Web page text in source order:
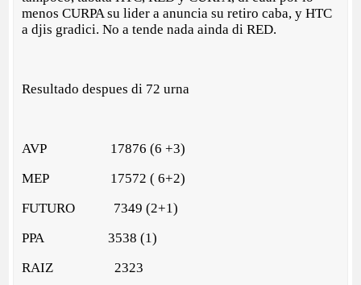
menos CURPA su lider a anuncia su retiro caba, y HTC
a djis gradici. No a tende nada ainda di RED.
Resultado despues di 72 urna
AVP 17876 (6 +3)
MEP 17572 ( 6+2)
FUTURO 7349 (2+1)
PPA 3538 (1)
RAIZ 2323